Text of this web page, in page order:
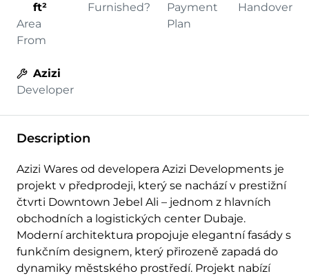
ft²
Area
From
Furnished?
Payment
Plan
Handover
Azizi
Developer
Description
Azizi Wares od developera Azizi Developments je
projekt v předprodeji, který se nachází v prestižní
čtvrti Downtown Jebel Ali – jednom z hlavních
obchodních a logistických center Dubaje.
Moderní architektura propojuje elegantní fasády s
funkčním designem, který přirozeně zapadá do
dynamiky městského prostředí. Projekt nabízí